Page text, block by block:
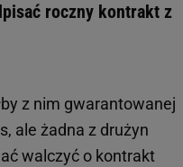
roczny kontrakt z
z nim gwarantowanej
ale żadna z drużyn
walczyć o kontrakt